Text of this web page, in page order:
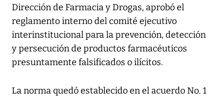
Dirección de Farmacia y Drogas, aprobó el
reglamento interno del comité ejecutivo
interinstitucional para la prevención, detección
y persecución de productos farmacéuticos
presuntamente falsificados o ilícitos.
La norma quedó establecido en el acuerdo No. 1